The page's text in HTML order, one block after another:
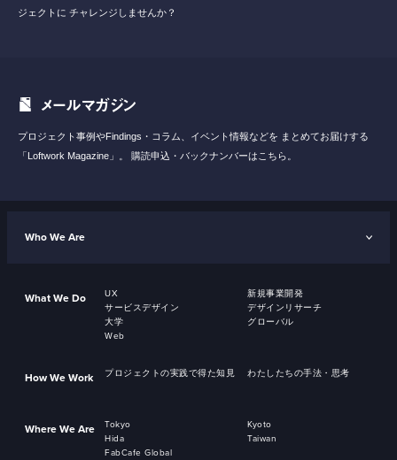
ジェクトに チャレンジしませんか？
メールマガジン
プロジェクト事例やFindings・コラム、イベント情報などを まとめてお届けする
「Loftwork Magazine」。
購読申込・バックナンバーはこちら。
Who We Are
What We Do UX
新規事業開発
サービスデザイン
デザインリサーチ
大学
グローバル
Web
How We Work プロジェクトの実践で得た知見 わたしたちの手法・思考
Where We Are Tokyo
Kyoto
Hida
Taiwan
FabCafe Global